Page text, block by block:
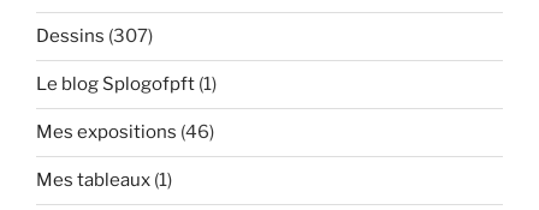
Dessins (307)
Le blog Splogofpft (1)
Mes expositions (46)
Mes tableaux (1)